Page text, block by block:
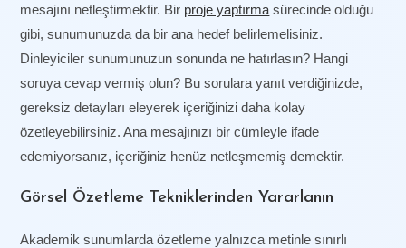
mesajını netleştirmektir. Bir proje yaptırma sürecinde olduğu
gibi, sunumunuzda da bir ana hedef belirlemelisiniz.
Dinleyiciler sunumunuzun sonunda ne hatırlasın? Hangi
soruya cevap vermiş olun? Bu sorulara yanıt verdiğinizde,
gereksiz detayları eleyerek içeriğinizi daha kolay
özetleyebilirsiniz. Ana mesajınızı bir cümleyle ifade
edemiyorsanız, içeriğiniz henüz netleşmemiş demektir.
Görsel Özetleme Tekniklerinden Yararlanın
Akademik sunumlarda özetleme yalnızca metinle sınırlı